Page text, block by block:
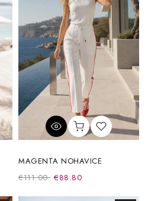
MAGENTA NOHAVICE
€111.00 €88.80